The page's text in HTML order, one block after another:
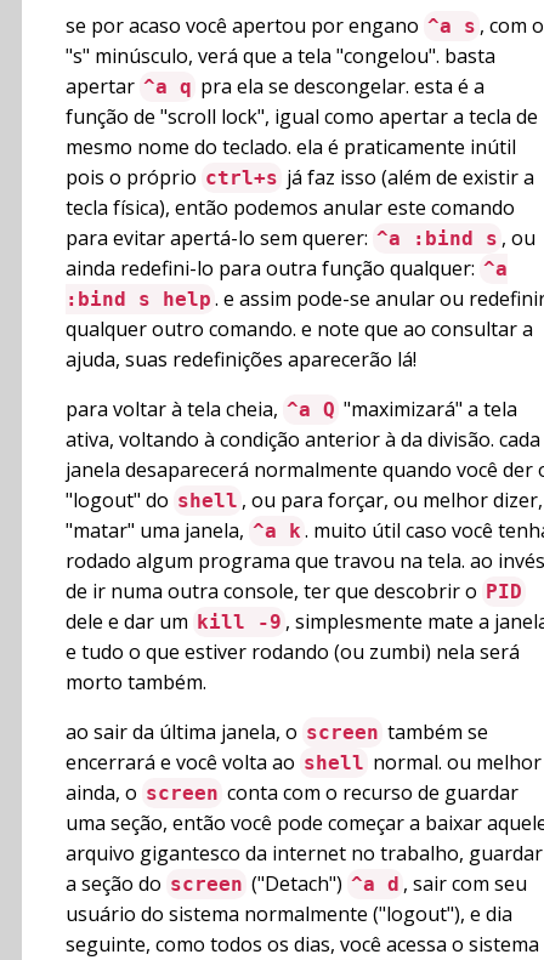
se por acaso você apertou por engano ^a s , com o
"s" minúsculo, verá que a tela "congelou". basta
apertar ^a q pra ela se descongelar. esta é a
função de "scroll lock", igual como apertar a tecla de
mesmo nome do teclado. ela é praticamente inútil
pois o próprio ctrl+s já faz isso (além de existir a
tecla física), então podemos anular este comando
para evitar apertá-lo sem querer: ^a :bind s , ou
ainda redefini-lo para outra função qualquer: ^a
:bind s help . e assim pode-se anular ou
qualquer outro comando. e note que ao consultar a
ajuda, suas redefinições aparecerão lá!
para voltar à tela cheia, ^a Q "maximizará" a tela
ativa, voltando à condição anterior à da divisão. cada
janela desaparecerá normalmente quando você der
"logout" do shell , ou para forçar, ou melhor dizer,
"matar" uma janela, ^a k . muito útil caso você
rodado algum programa que travou na tela. ao invés
de ir numa outra console, ter que descobrir o PID
dele e dar um kill -9 , simplesmente mate a
e tudo o que estiver rodando (ou zumbi) nela será
morto também.
ao sair da última janela, o screen também se
encerrará e você volta ao shell normal. ou melhor
ainda, o screen conta com o recurso de guardar
uma seção, então você pode começar a baixar
arquivo gigantesco da internet no trabalho, guardar
a seção do screen ("Detach") ^a d , sair com seu
usuário do sistema normalmente ("logout"), e dia
seguinte, como todos os dias, você acessa o sistema